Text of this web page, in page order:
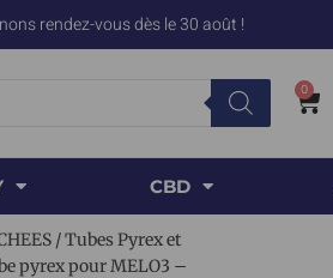
rendez-vous dès le 30 août !
0
CBD
/Tubes Pyrex et
pyrex pour MELO3 –